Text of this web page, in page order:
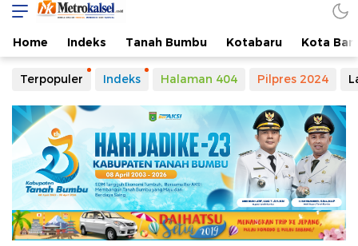
Home Indeks Tanah Bumbu Kotabaru Kota
Terpopuler Indeks Halaman 404 Pilpres 2024